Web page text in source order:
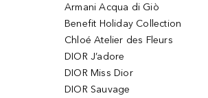
Armani Acqua di Giò
Benefit Holiday Collection
Chloé Atelier des Fleurs
DIOR J’adore
DIOR Miss Dior
DIOR Sauvage